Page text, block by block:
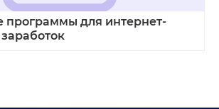
программы для интернет-